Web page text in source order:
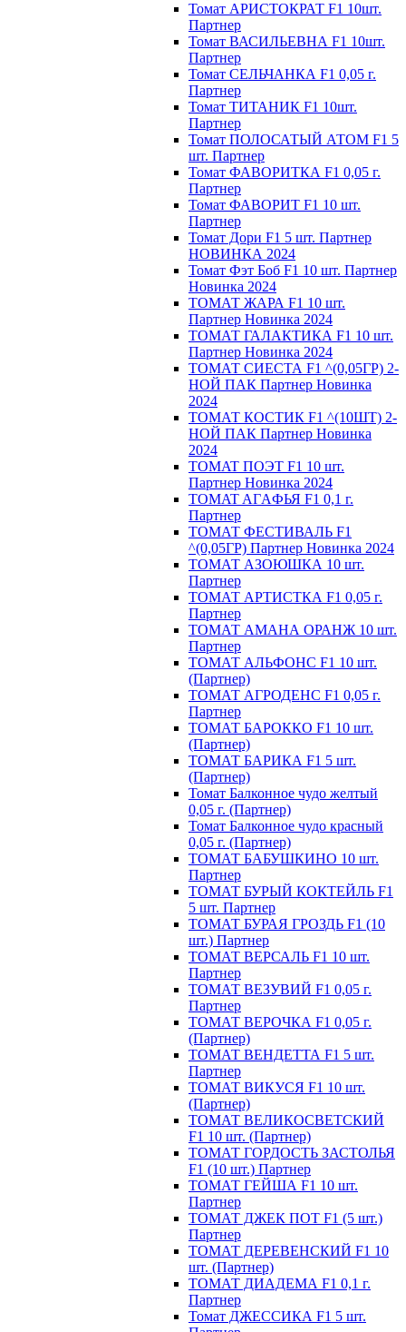
Томат АРИСТОКРАТ F1 10шт.
Партнер
Томат ВАСИЛЬЕВНА F1 10шт.
Партнер
Томат СЕЛЬЧАНКА F1 0,05 г.
Партнер
Томат ТИТАНИК F1 10шт.
Партнер
Томат ПОЛОСАТЫЙ АТОМ F1 5
шт. Партнер
Томат ФАВОРИТКА F1 0,05 г.
Партнер
Томат ФАВОРИТ F1 10 шт.
Партнер
Томат Дори F1 5 шт. Партнер
НОВИНКА 2024
Томат Фэт Боб F1 10 шт. Партнер
Новинка 2024
ТОМАТ ЖАРА F1 10 шт.
Партнер Новинка 2024
ТОМАТ ГАЛАКТИКА F1 10 шт.
Партнер Новинка 2024
ТОМАТ СИЕСТА F1 ^(0,05ГР) 2-
НОЙ ПАК Партнер Новинка
2024
ТОМАТ КОСТИК F1 ^(10ШТ) 2-
НОЙ ПАК Партнер Новинка
2024
TOMAT ПOЭT F1 10 шт.
Пapтнeр Новинка 2024
TOMAT AГAФЬЯ F1 0,1 г.
Пapтнep
ТОМАТ ФЕСТИВАЛЬ F1
^(0,05ГР) Партнер Новинка 2024
ТОМАТ АЗОЮШКА 10 шт.
Партнер
ТОМАТ АРТИСТКА F1 0,05 г.
Партнер
ТОМАТ АМАНА ОРАНЖ 10 шт.
Партнер
ТОМАТ АЛЬФОНС F1 10 шт.
(Партнер)
ТОМАТ АГРОДЕНС F1 0,05 г.
Партнер
ТОМАТ БАРОККО F1 10 шт.
(Партнер)
ТОМАТ БАРИКА F1 5 шт.
(Партнер)
Томат Балконное чудо желтый
0,05 г. (Партнер)
Томат Балконное чудо красный
0,05 г. (Партнер)
ТОМАТ БАБУШКИНО 10 шт.
Партнер
ТОМАТ БУРЫЙ КОКТЕЙЛЬ F1
5 шт. Партнер
ТОМАТ БУРАЯ ГРОЗДЬ F1 (10
шт.) Партнер
ТОМАТ ВЕРСАЛЬ F1 10 шт.
Партнер
ТОМАТ ВЕЗУВИЙ F1 0,05 г.
Партнер
ТОМАТ ВЕРОЧКА F1 0,05 г.
(Партнер)
ТОМАТ ВЕНДЕТТА F1 5 шт.
Партнер
ТОМАТ ВИКУСЯ F1 10 шт.
(Партнер)
ТОМАТ ВЕЛИКОСВЕТСКИЙ
F1 10 шт. (Партнер)
ТОМАТ ГОРДОСТЬ ЗАСТОЛЬЯ
F1 (10 шт.) Партнер
ТОМАТ ГЕЙША F1 10 шт.
Партнер
ТОМАТ ДЖЕК ПОТ F1 (5 шт.)
Партнер
ТОМАТ ДЕРЕВЕНСКИЙ F1 10
шт. (Партнер)
ТОМАТ ДИАДЕМА F1 0,1 г.
Партнер
Томат ДЖЕССИКА F1 5 шт.